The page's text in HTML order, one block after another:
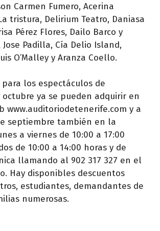
Carmen Fumero, Acerina
tristura, Delirium Teatro, Daniasa
Pérez Flores, Dailo Barco y
Jose Padilla, Cía Delio Island,
O’Malley y Aranza Coello.
para los espectáculos de
ya se pueden adquirir en
www.auditoriodetenerife.com y a
septiembre también en la
a viernes de 10:00 a 17:00
de 10:00 a 14:00 horas y de
llamando al 902 317 327 en el
Hay disponibles descuentos
estudiantes, demandantes de
numerosas.